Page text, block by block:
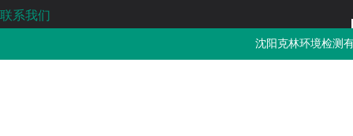
联系我们
免费热线：4000-787-252
沈阳克林环境检测